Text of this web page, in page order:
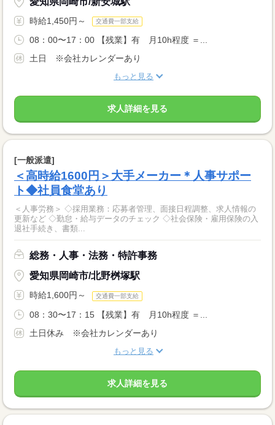
時給1,450円～ 交通費一部支給
08：00〜17：00 【残業】有 月10h程度 ＝...
土日 ※会社カレンダーあり
もっと見る
求人詳細を見る
[一般派遣]
＜高時給1600円＞大手メーカー＊人事サポー
ト◆社員食堂あり
＜人事労務＞ ◇採用業務：応募者管理、面接日程調整、求人情報の
更新など ◇勤怠・給与データのチェック ◇社会保険・雇用保険の入
退社手続き、書類...
総務・人事・法務・特許事務
愛知県岡崎市/北野桝塚駅
時給1,600円～ 交通費一部支給
08：30〜17：15 【残業】有 月10h程度 ＝...
土日休み ※会社カレンダーあり
もっと見る
求人詳細を見る